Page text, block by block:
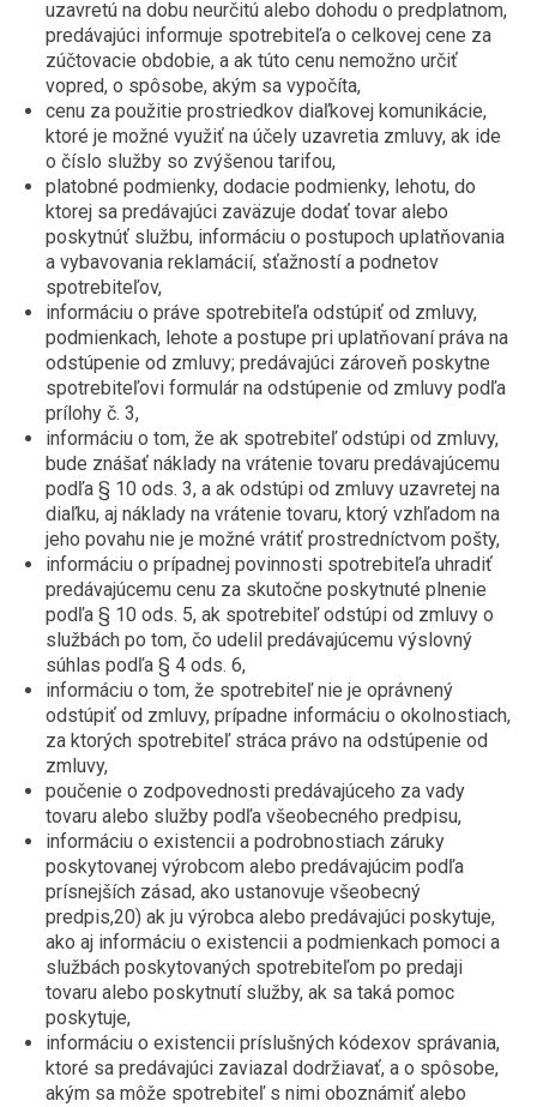
uzavretú na dobu neurčitú alebo dohodu o predplatnom,
predávajúci informuje spotrebiteľa o celkovej cene za
zúčtovacie obdobie, a ak túto cenu nemožno určiť
vopred, o spôsobe, akým sa vypočíta,
cenu za použitie prostriedkov diaľkovej komunikácie,
ktoré je možné využiť na účely uzavretia zmluvy, ak ide
o číslo služby so zvýšenou tarifou,
platobné podmienky, dodacie podmienky, lehotu, do
ktorej sa predávajúci zaväzuje dodať tovar alebo
poskytnúť službu, informáciu o postupoch uplatňovania
a vybavovania reklamácií, sťažností a podnetov
spotrebiteľov,
informáciu o práve spotrebiteľa odstúpiť od zmluvy,
podmienkach, lehote a postupe pri uplatňovaní práva na
odstúpenie od zmluvy; predávajúci zároveň poskytne
spotrebiteľovi formulár na odstúpenie od zmluvy podľa
prílohy č. 3,
informáciu o tom, že ak spotrebiteľ odstúpi od zmluvy,
bude znášať náklady na vrátenie tovaru predávajúcemu
podľa § 10 ods. 3, a ak odstúpi od zmluvy uzavretej na
diaľku, aj náklady na vrátenie tovaru, ktorý vzhľadom na
jeho povahu nie je možné vrátiť prostredníctvom pošty,
informáciu o prípadnej povinnosti spotrebiteľa uhradiť
predávajúcemu cenu za skutočne poskytnuté plnenie
podľa § 10 ods. 5, ak spotrebiteľ odstúpi od zmluvy o
službách po tom, čo udelil predávajúcemu výslovný
súhlas podľa § 4 ods. 6,
informáciu o tom, že spotrebiteľ nie je oprávnený
odstúpiť od zmluvy, prípadne informáciu o okolnostiach,
za ktorých spotrebiteľ stráca právo na odstúpenie od
zmluvy,
poučenie o zodpovednosti predávajúceho za vady
tovaru alebo služby podľa všeobecného predpisu,
informáciu o existencii a podrobnostiach záruky
poskytovanej výrobcom alebo predávajúcim podľa
prísnejších zásad, ako ustanovuje všeobecný
predpis,20) ak ju výrobca alebo predávajúci poskytuje,
ako aj informáciu o existencii a podmienkach pomoci a
službách poskytovaných spotrebiteľom po predaji
tovaru alebo poskytnutí služby, ak sa taká pomoc
poskytuje,
informáciu o existencii príslušných kódexov správania,
ktoré sa predávajúci zaviazal dodržiavať, a o spôsobe,
akým sa môže spotrebiteľ s nimi oboznámiť alebo